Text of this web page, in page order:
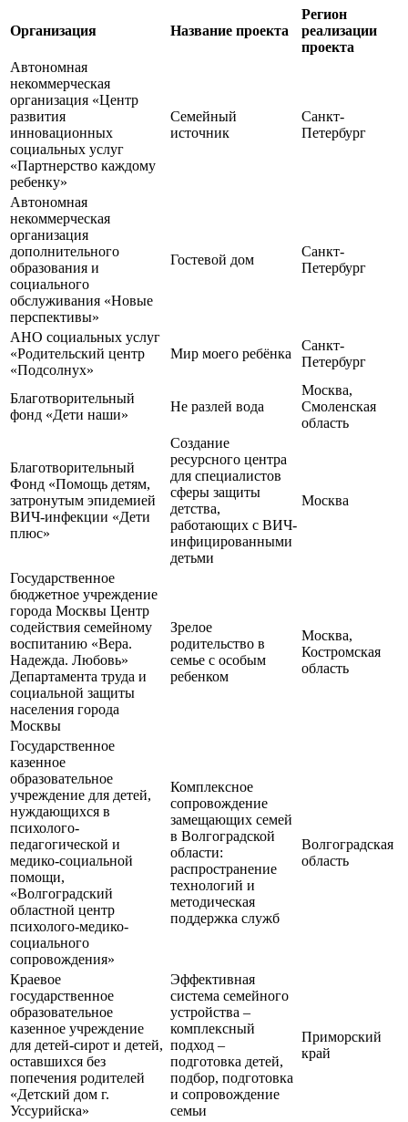
Организация Название проекта
Регион
реализации
проекта
Автономная
некоммерческая
организация «Центр
развития
инновационных
социальных услуг
«Партнерство каждому
ребенку»
Семейный
источник
Санкт-
Петербург
Автономная
некоммерческая
организация
дополнительного
образования и
социального
обслуживания «Новые
перспективы»
Гостевой дом
Санкт-
Петербург
АНО социальных услуг
«Родительский центр
«Подсолнух»
Мир моего ребёнка
Санкт-
Петербург
Благотворительный
фонд «Дети наши»
Не разлей вода
Москва,
Смоленская
область
Благотворительный
Фонд «Помощь детям,
затронутым эпидемией
ВИЧ-инфекции «Дети
плюс»
Создание
ресурсного центра
для специалистов
сферы защиты
детства,
работающих с ВИЧ-
инфицированными
детьми
Москва
Государственное
бюджетное учреждение
города Москвы Центр
содействия семейному
воспитанию «Вера.
Надежда. Любовь»
Департамента труда и
социальной защиты
населения города
Москвы
Зрелое
родительство в
семье с особым
ребенком
Москва,
Костромская
область
Государственное
казенное
образовательное
учреждение для детей,
нуждающихся в
психолого-
педагогической и
медико-социальной
помощи,
«Волгоградский
областной центр
психолого-медико-
социального
сопровождения»
Комплексное
сопровождение
замещающих семей
в Волгоградской
области:
распространение
технологий и
методическая
поддержка служб
Волгоградская
область
Краевое
государственное
образовательное
казенное учреждение
для детей-сирот и детей,
оставшихся без
попечения родителей
«Детский дом г.
Уссурийска»
Эффективная
система семейного
устройства –
комплексный
подход –
подготовка детей,
подбор, подготовка
и сопровождение
семьи
Приморский
край